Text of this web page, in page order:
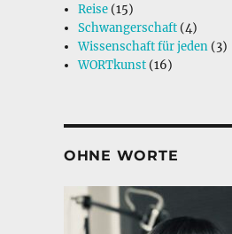
Reise (15)
Schwangerschaft (4)
Wissenschaft für jeden (3)
WORTkunst (16)
OHNE WORTE